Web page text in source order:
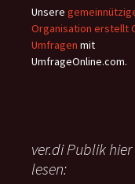
Zeitsouveränität und
Flexibilität soll zudem
„Meine-Zeit-Konto“
über das Beschäftigte
(NRettDG)
wichtigste Inhalt dieses
Gesetzes ist die
erstmalig landesweit
geregelt wird.
Unsere
Organisation erstellt
Umfragen mit
UmfrageOnline.com.
ver.di Publik
lesen: